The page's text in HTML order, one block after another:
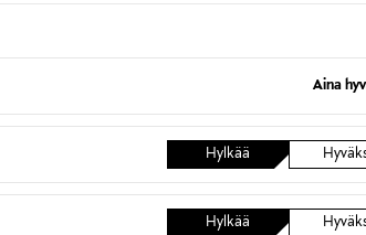
Aina
Hylkää
Hylkää
Housut
Housut
Original